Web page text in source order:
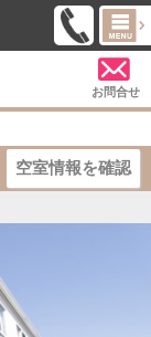
お問合せ
空室情報を確認